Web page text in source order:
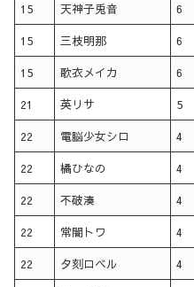
15 天神子兎音 6
15 三枝明那 6
15 歌衣メイカ 6
21 英リサ 5
22 電脳少女シロ 4
22 橘ひなの 4
22 不破湊 4
22 常闇トワ 4
22 夕刻ロベル 4